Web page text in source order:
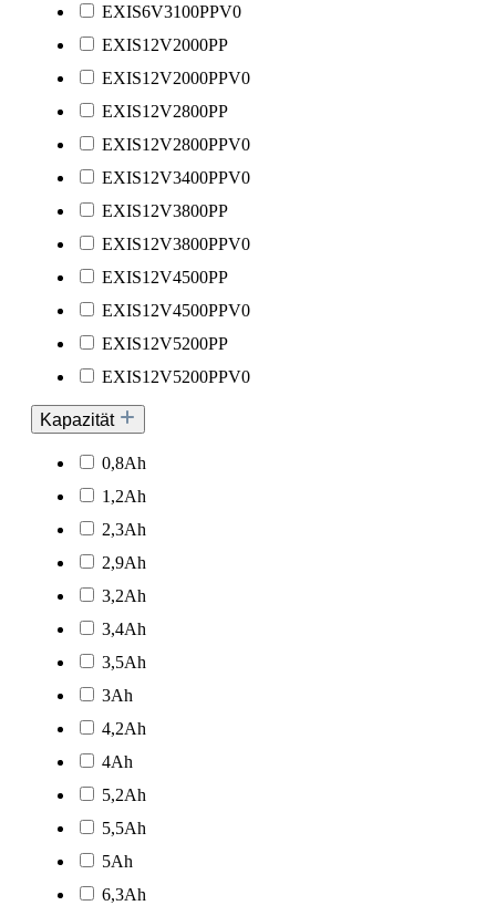
EXIS6V3100PPV0
EXIS12V2000PP
EXIS12V2000PPV0
EXIS12V2800PP
EXIS12V2800PPV0
EXIS12V3400PPV0
EXIS12V3800PP
EXIS12V3800PPV0
EXIS12V4500PP
EXIS12V4500PPV0
EXIS12V5200PP
EXIS12V5200PPV0
Kapazität
0,8Ah
1,2Ah
2,3Ah
2,9Ah
3,2Ah
3,4Ah
3,5Ah
3Ah
4,2Ah
4Ah
5,2Ah
5,5Ah
5Ah
6,3Ah